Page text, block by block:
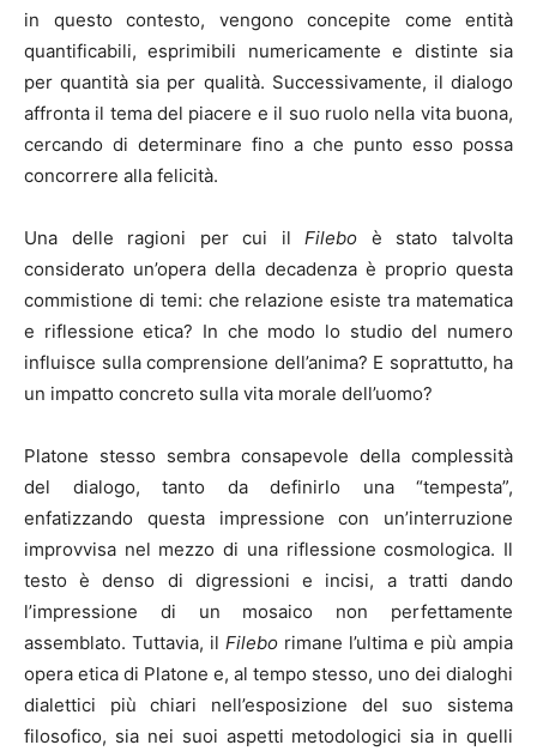
in questo contesto, vengono concepite come entità
quantificabili, esprimibili numericamente e distinte sia
per quantità sia per qualità. Successivamente, il dialogo
affronta il tema del piacere e il suo ruolo nella vita buona,
cercando di determinare fino a che punto esso possa
concorrere alla felicità.
Una delle ragioni per cui ilFilebo è stato talvolta
considerato un’opera della decadenza è proprio questa
commistione di temi: che relazione esiste tra matematica
e riflessione etica? In che modo lo studio del numero
influisce sulla comprensione dell’anima? E soprattutto, ha
un impatto concreto sulla vita morale dell’uomo?
Platone stesso sembra consapevole della complessità
del dialogo, tanto da definirlo una “tempesta”,
enfatizzando questa impressione con un’interruzione
improvvisa nel mezzo di una riflessione cosmologica. Il
testo è denso di digressioni e incisi, a tratti dando
l’impressione di un mosaico non perfettamente
assemblato. Tuttavia, il Filebo rimane l’ultima e più ampia
opera etica di Platone e, al tempo stesso, uno dei dialoghi
dialettici più chiari nell’esposizione del suo sistema
filosofico, sia nei suoi aspetti metodologici sia in quelli